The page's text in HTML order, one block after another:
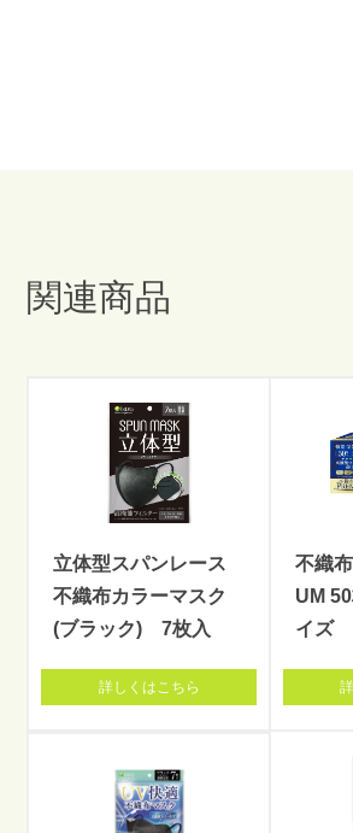
関連商品
立体型スパンレース
不織布カラーマスク
(ブラック) 7枚入
詳しくはこちら
不織
UM
イズ